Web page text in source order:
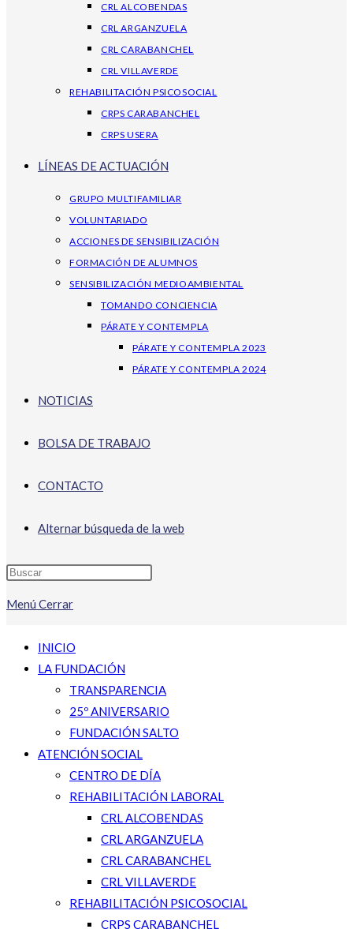
CRL ALCOBENDAS
CRL ARGANZUELA
CRL CARABANCHEL
CRL VILLAVERDE
REHABILITACIÓN PSICOSOCIAL
CRPS CARABANCHEL
CRPS USERA
LÍNEAS DE ACTUACIÓN
GRUPO MULTIFAMILIAR
VOLUNTARIADO
ACCIONES DE SENSIBILIZACIÓN
FORMACIÓN DE ALUMNOS
SENSIBILIZACIÓN MEDIOAMBIENTAL
TOMANDO CONCIENCIA
PÁRATE Y CONTEMPLA
PÁRATE Y CONTEMPLA 2023
PÁRATE Y CONTEMPLA 2024
NOTICIAS
BOLSA DE TRABAJO
CONTACTO
Alternar búsqueda de la web
Menú Cerrar
INICIO
LA FUNDACIÓN
TRANSPARENCIA
25º ANIVERSARIO
FUNDACIÓN SALTO
ATENCIÓN SOCIAL
CENTRO DE DÍA
REHABILITACIÓN LABORAL
CRL ALCOBENDAS
CRL ARGANZUELA
CRL CARABANCHEL
CRL VILLAVERDE
REHABILITACIÓN PSICOSOCIAL
CRPS CARABANCHEL